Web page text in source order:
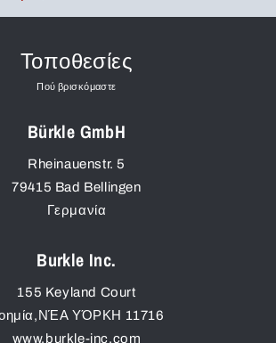
εργαστήρια.
Τοποθεσίες
Πού βρισκόμαστε
Bürkle GmbH
Rheinauenstr. 5
79415 Bad Bellingen
Γερμανία
Burkle Inc.
155 Keyland Court
, ΝΈΑ ΥΌΡΚΗ 11716
www.burkle-inc.com